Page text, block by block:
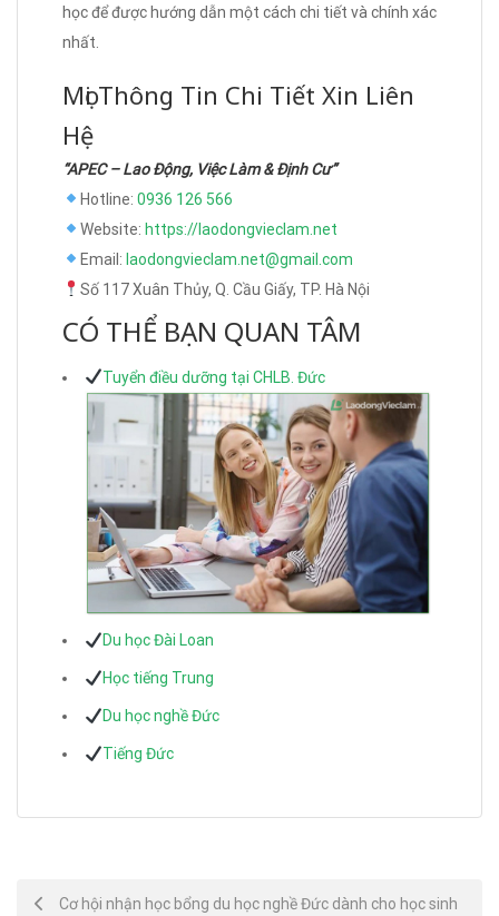
học để được hướng dẫn một cách chi tiết và chính xác
nhất.
Mọi Thông Tin Chi Tiết Xin Liên
Hệ
“APEC – Lao Động, Việc Làm & Định Cư”
Hotline: 0936 126 566
Website: https://laodongvieclam.net
Email: laodongvieclam.net@gmail.com
Số 117 Xuân Thủy, Q. Cầu Giấy, TP. Hà Nội
CÓ THỂ BẠN QUAN TÂM
Tuyển điều dưỡng tại CHLB. Đức
Du học Đài Loan
Học tiếng Trung
Du học nghề Đức
Tiếng Đức
PostCơ hội nhận học bổng du học nghề Đức dành cho học sinh